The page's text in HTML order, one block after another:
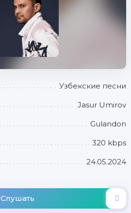
Узбекские песни
Jasur Umirov
Gulandon
320 kbps
24.05.2024
Слушать